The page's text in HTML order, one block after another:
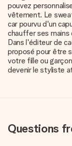
pouvez
vêtement. Le
car pourvu d'un
chauffer ses mains
Dans l'éditeur de
proposé pour être
votre fille ou
devenir le styliste
Questions